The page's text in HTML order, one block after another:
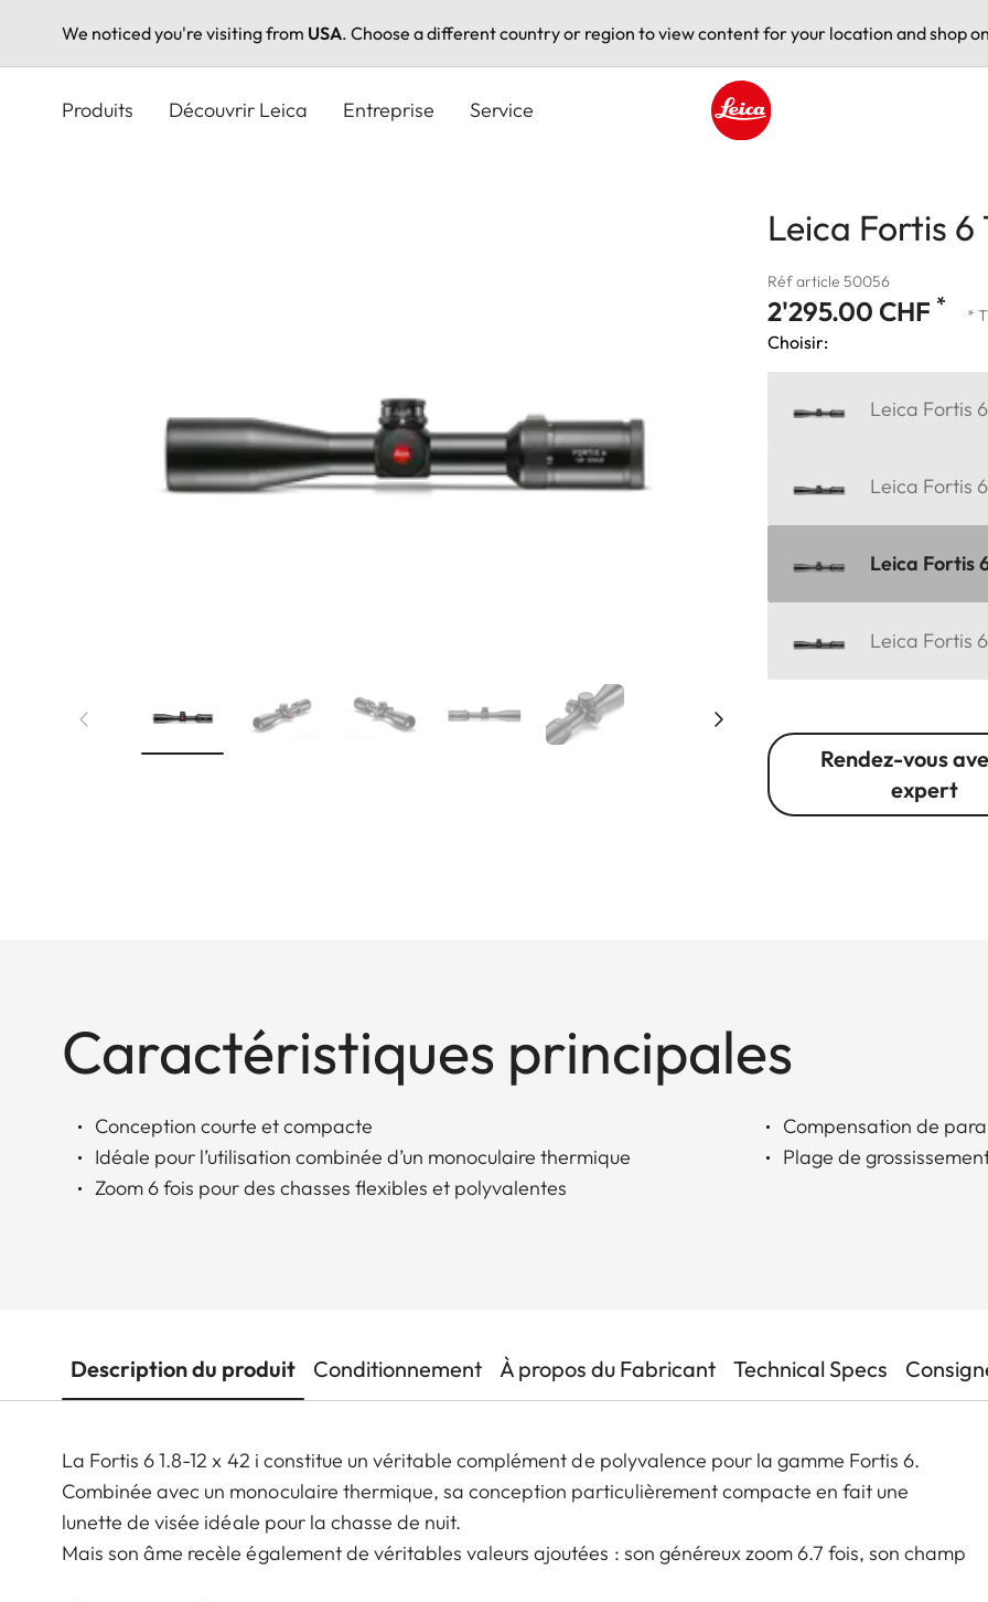
We noticed you're visiting from USA. Choose a different country or region to view content for your location and shop
Produits Découvrir Leica Entreprise Service
Leica Fortis 6
Réf article 50056
2'295.00 CHF * *
Choisir:
Leica Fortis
Leica Fortis
Leica Fortis
Leica Fortis
Rendez-vous
expert
Caractéristiques principales
Conception courte et compacte
Idéale pour l’utilisation combinée d’un monoculaire thermique
Zoom 6 fois pour des chasses flexibles et polyvalentes
Compensation de
Plage de
Description du produit Conditionnement À propos du Fabricant Technical Specs
La Fortis 6 1.8-12 x 42 i constitue un véritable complément de polyvalence pour la gamme Fortis 6.
Combinée avec un monoculaire thermique, sa conception particulièrement compacte en fait une
lunette de visée idéale pour la chasse de nuit.
Mais son âme recèle également de véritables valeurs ajoutées : son généreux zoom 6.7 fois, son champ